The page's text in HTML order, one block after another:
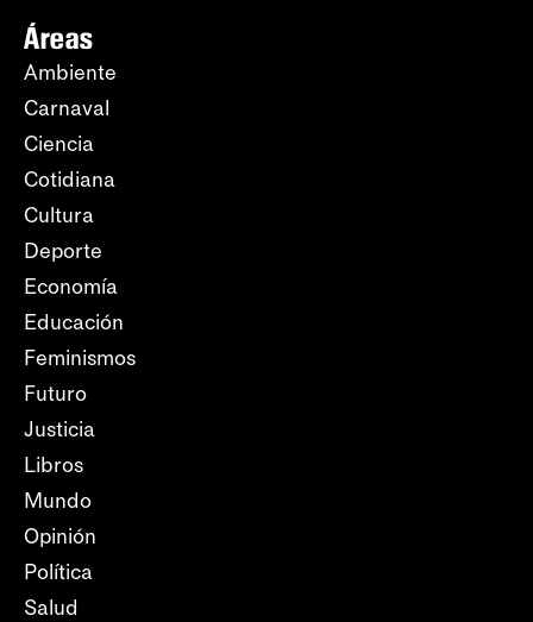
Áreas
Ambiente
Carnaval
Ciencia
Cotidiana
Cultura
Deporte
Economía
Educación
Feminismos
Futuro
Justicia
Libros
Mundo
Opinión
Política
Salud